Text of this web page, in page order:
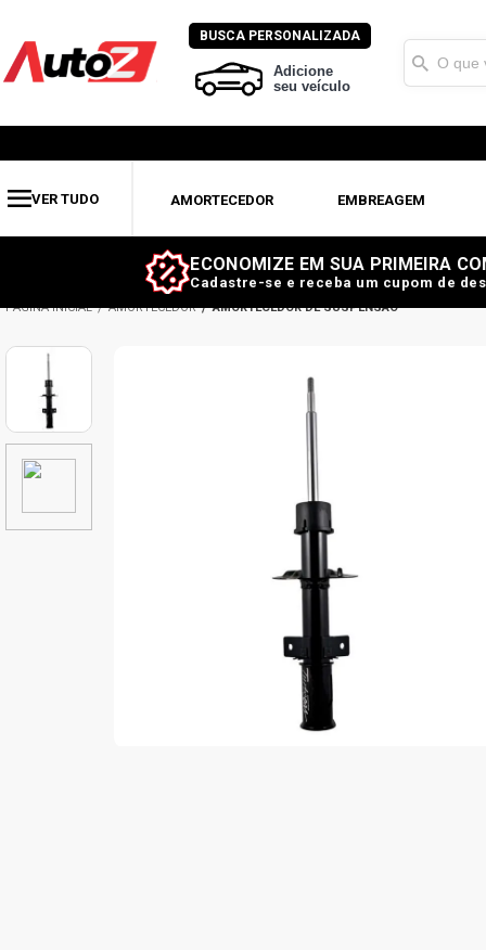
BUSCA PERSONALIZADA
Adicione
seu veículo
VER TUDO AMORTECEDOR EMBREAGEM
ECONOMIZE EM SUA PRIMEIRA
Cadastre-se e receba um cupom de
AMORTECEDOR AMORTECEDOR DE SUSPENSÃO